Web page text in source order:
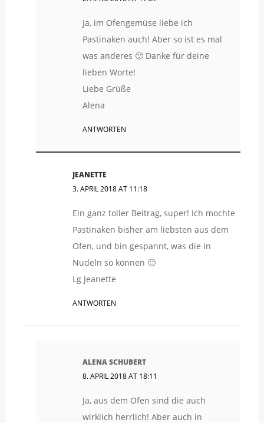
Ja, im Ofengemüse liebe ich
Pastinaken auch! Aber so ist es mal
was anderes 🙂 Danke für deine
lieben Worte!
Liebe Grüße
Alena
ANTWORTEN
JEANETTE
3. APRIL 2018 AT 11:18
Ein ganz toller Beitrag, super! Ich mochte
Pastinaken bisher am liebsten aus dem
Ofen, und bin gespannt, was die in
Nudeln so können 🙂
Lg Jeanette
ANTWORTEN
ALENA SCHUBERT
8. APRIL 2018 AT 18:11
Ja, aus dem Ofen sind die auch
wirklich herrlich! Aber auch in